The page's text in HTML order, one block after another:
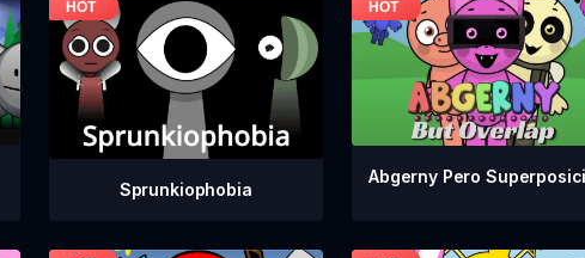
Sprunkiophobia
Abgerny Pero